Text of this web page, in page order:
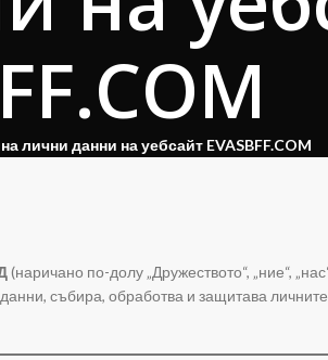
лични данни на уебсайт EVASBFF.COM
(наричано по-долу „Дружеството“, „ние“,
събира, обработва и защитава